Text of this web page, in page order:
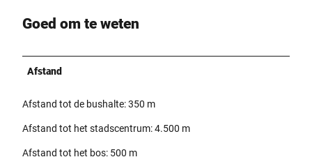
Goed om te weten
Afstand
Afstand tot de bushalte: 350 m
Afstand tot het stadscentrum: 4.500 m
Afstand tot het bos: 500 m